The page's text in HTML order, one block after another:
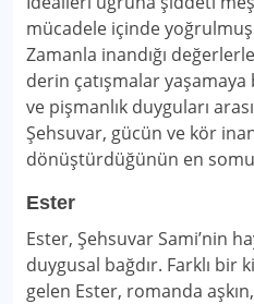
mücadele içinde
Zamanla inandığı
derin çatışmalar
ve pişmanlık duyguları
Şehsuvar, gücün ve kör
dönüştürdüğünün en
Ester
Ester, Şehsuvar Sami’nin
duygusal bağdır. Farklı bir
gelen Ester, romanda